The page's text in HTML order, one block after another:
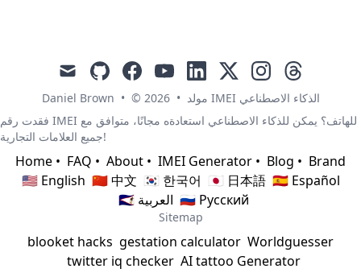
mail githubfacebookyoutubelinkedin
x instagramthreads
Daniel Brown • © 2026 •
مولد IMEI الذكاء الاصطناعي
فقدت رقم IMEI للهاتف؟ يمكن للذكاء الاصطناعي استعادةه مجانًا، متوافق مع
جميع العلامات التجارية!
Home • FAQ • About • IMEI Generator • Blog • Brand
🇺🇸 English 🇨🇳 中文 🇰🇷 한국어 🇯🇵 日本語 🇪🇸 Español
🇸🇦 العربية 🇷🇺 Русский
Sitemap
blooket hacks gestation calculator Worldguesser
twitter iq checker AI tattoo Generator